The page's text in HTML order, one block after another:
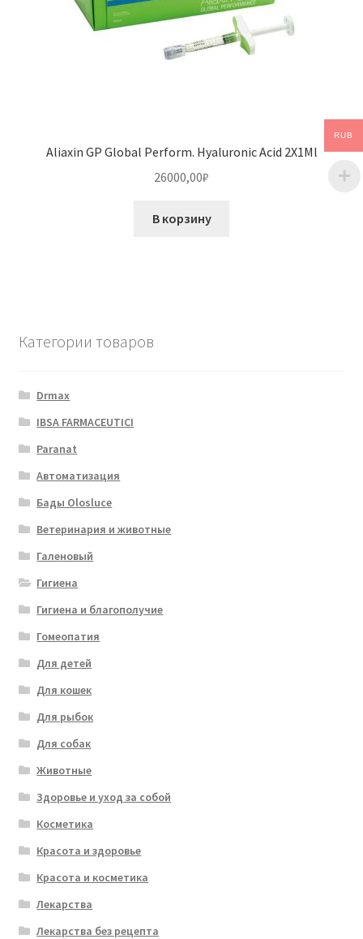
Aliaxin GP Global Perform. Hyaluronic Acid 2X1Ml
26000,00₽
В корзину
Категории товаров
Drmax
IBSA FARMACEUTICI
Paranat
Автоматизация
Бады Olosluce
Ветеринария и животные
Галеновый
Гигиена
Гигиена и благополучие
Гомеопатия
Для детей
Для кошек
Для рыбок
Для собак
Животные
Здоровье и уход за собой
Косметика
Красота и здоровье
Красота и косметика
Лекарства
Лекарства без рецепта
RUB